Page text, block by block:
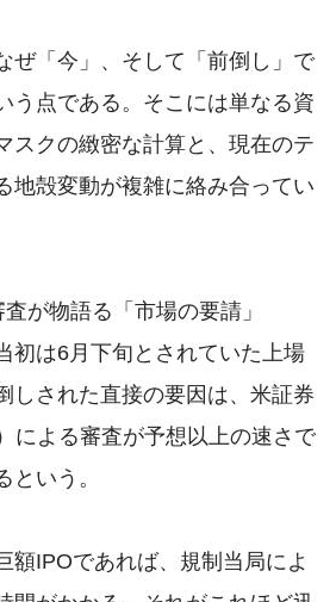
ぜ「今」、そして「前倒し」で
う点である。そこには単なる資
スクの緻密な計算と、現在のテ
地殻変動が複雑に絡み合ってい
が物語る「市場の要請」
初は6月下旬とされていた上場
しされた直接の要因は、米証券
による審査が予想以上の速さで
という。
額IPOであれば、規制当局によ